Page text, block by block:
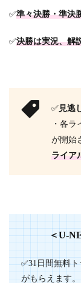
✅準々決勝・準決
✅決勝は実況、解
✅見逃
・各
が開始
ライア
＜U-
✅31日間無料
がもらえます。